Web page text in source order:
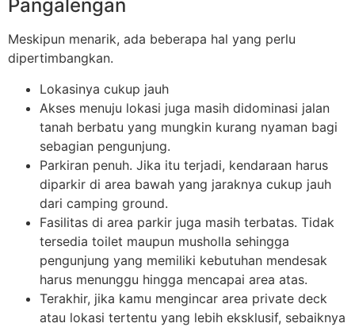
Pangalengan
Meskipun menarik, ada beberapa hal yang perlu
dipertimbangkan.
Lokasinya cukup jauh
Akses menuju lokasi juga masih didominasi jalan
tanah berbatu yang mungkin kurang nyaman bagi
sebagian pengunjung.
Parkiran penuh. Jika itu terjadi, kendaraan harus
diparkir di area bawah yang jaraknya cukup jauh
dari camping ground.
Fasilitas di area parkir juga masih terbatas. Tidak
tersedia toilet maupun musholla sehingga
pengunjung yang memiliki kebutuhan mendesak
harus menunggu hingga mencapai area atas.
Terakhir, jika kamu mengincar area private deck
atau lokasi tertentu yang lebih eksklusif, sebaiknya